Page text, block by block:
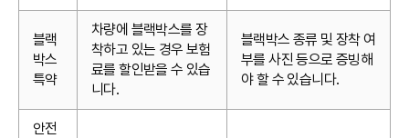
블랙
박스
특약
차량에 블랙박스를 장
착하고 있는 경우 보험
료를 할인받을 수 있습
니다.
블랙박스 종류 및 장착 여
부를 사진 등으로 증빙해
야 할 수 있습니다.
안전